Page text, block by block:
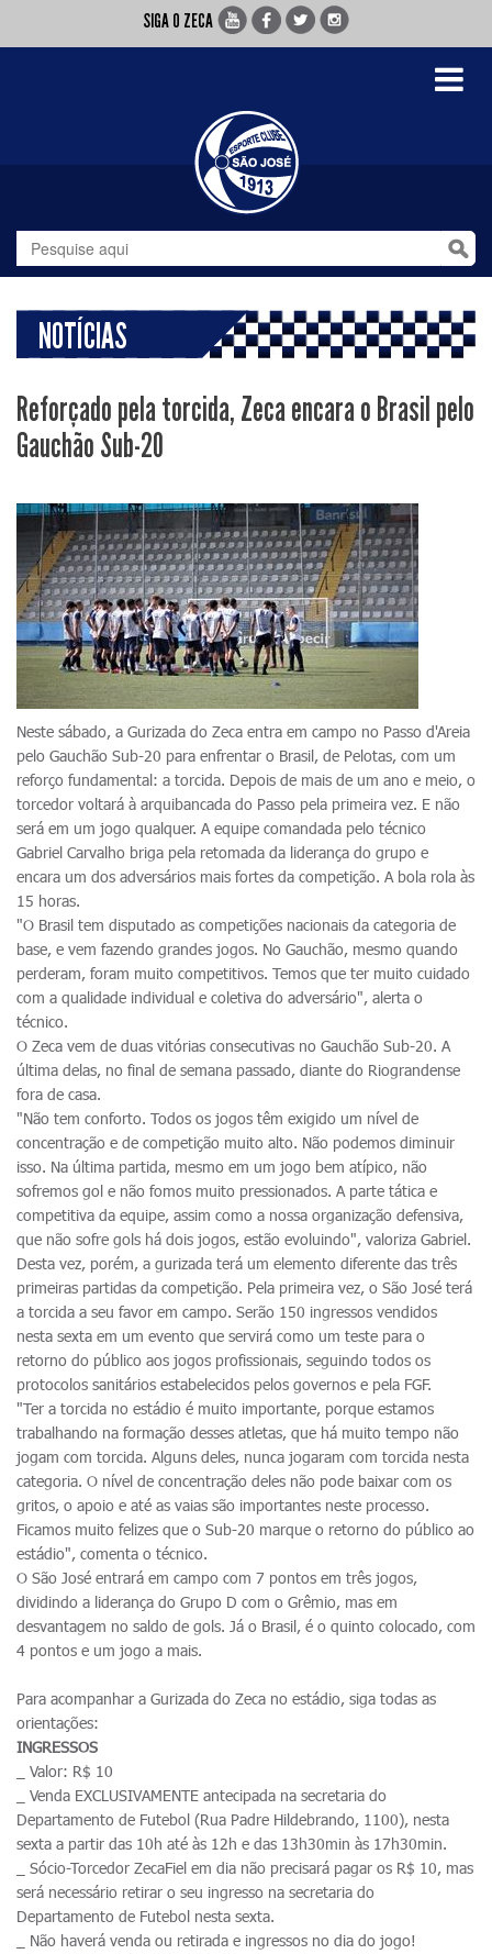
SIGA O ZECA
Toggle
NOTÍCIAS
Reforçado pela torcida, Zeca encara o Brasil pelo
Gauchão Sub-20
Neste sábado, a Gurizada do Zeca entra em campo no Passo d'Areia
pelo Gauchão Sub-20 para enfrentar o Brasil, de Pelotas, com um
reforço fundamental: a torcida. Depois de mais de um ano e meio, o
torcedor voltará à arquibancada do Passo pela primeira vez. E não
será em um jogo qualquer. A equipe comandada pelo técnico
Gabriel Carvalho briga pela retomada da liderança do grupo e
encara um dos adversários mais fortes da competição. A bola rola às
15 horas.
"O Brasil tem disputado as competições nacionais da categoria de
base, e vem fazendo grandes jogos. No Gauchão, mesmo quando
perderam, foram muito competitivos. Temos que ter muito cuidado
com a qualidade individual e coletiva do adversário", alerta o
técnico.
O Zeca vem de duas vitórias consecutivas no Gauchão Sub-20. A
última delas, no final de semana passado, diante do Riograndense
fora de casa.
"Não tem conforto. Todos os jogos têm exigido um nível de
concentração e de competição muito alto. Não podemos diminuir
isso. Na última partida, mesmo em um jogo bem atípico, não
sofremos gol e não fomos muito pressionados. A parte tática e
competitiva da equipe, assim como a nossa organização defensiva,
que não sofre gols há dois jogos, estão evoluindo", valoriza Gabriel.
Desta vez, porém, a gurizada terá um elemento diferente das três
primeiras partidas da competição. Pela primeira vez, o São José terá
a torcida a seu favor em campo. Serão 150 ingressos vendidos
nesta sexta em um evento que servirá como um teste para o
retorno do público aos jogos profissionais, seguindo todos os
protocolos sanitários estabelecidos pelos governos e pela FGF.
"Ter a torcida no estádio é muito importante, porque estamos
trabalhando na formação desses atletas, que há muito tempo não
jogam com torcida. Alguns deles, nunca jogaram com torcida nesta
categoria. O nível de concentração deles não pode baixar com os
gritos, o apoio e até as vaias são importantes neste processo.
Ficamos muito felizes que o Sub-20 marque o retorno do público ao
estádio", comenta o técnico.
O São José entrará em campo com 7 pontos em três jogos,
dividindo a liderança do Grupo D com o Grêmio, mas em
desvantagem no saldo de gols. Já o Brasil, é o quinto colocado, com
4 pontos e um jogo a mais.
Para acompanhar a Gurizada do Zeca no estádio, siga todas as
orientações:
INGRESSOS
_ Valor: R$ 10
_ Venda EXCLUSIVAMENTE antecipada na secretaria do
Departamento de Futebol (Rua Padre Hildebrando, 1100), nesta
sexta a partir das 10h até às 12h e das 13h30min às 17h30min.
_ Sócio-Torcedor ZecaFiel em dia não precisará pagar os R$ 10, mas
será necessário retirar o seu ingresso na secretaria do
Departamento de Futebol nesta sexta.
_ Não haverá venda ou retirada e ingressos no dia do jogo!